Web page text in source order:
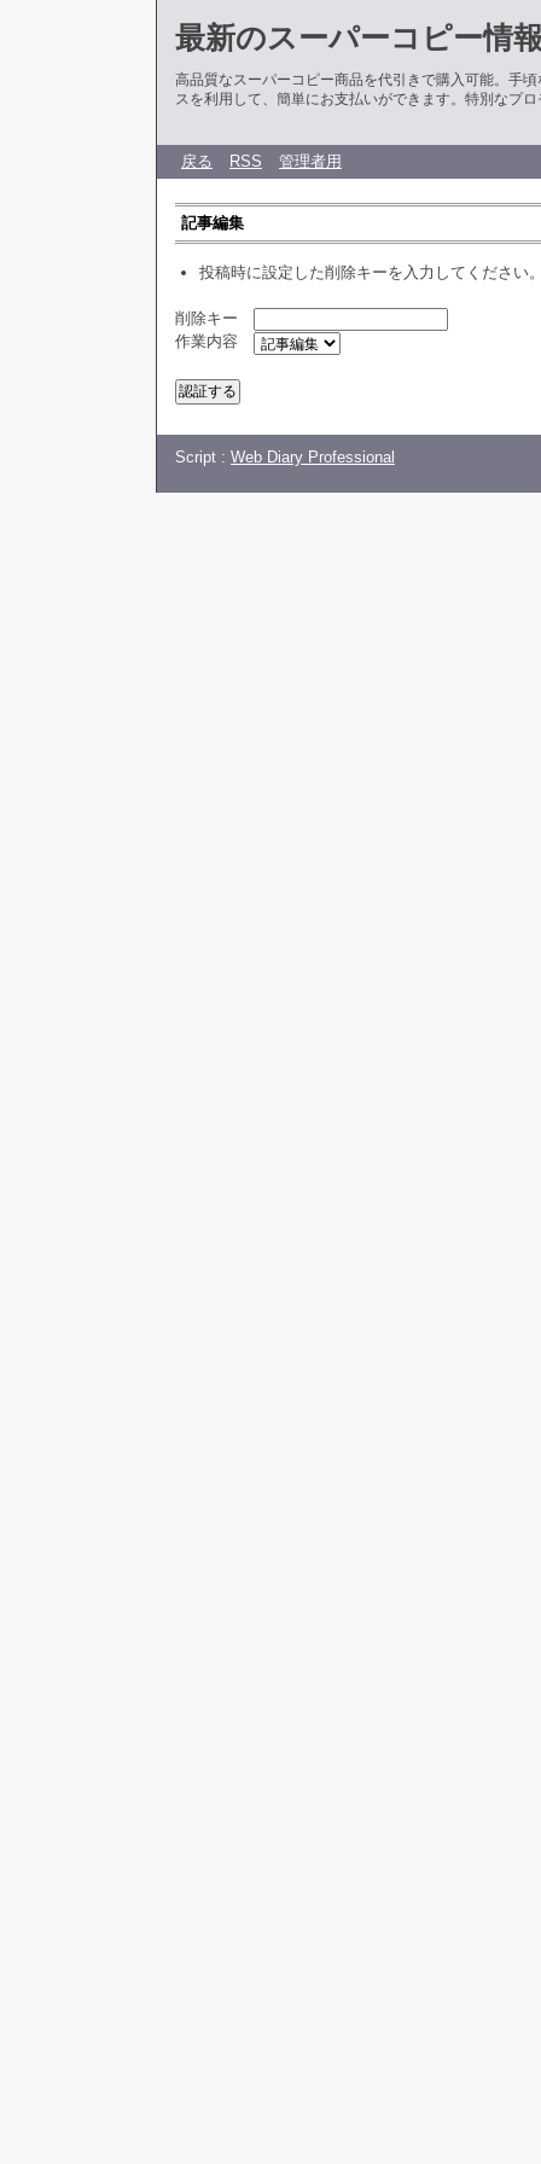
最新のスーパーコピー情
高品質なスーパーコピー商品を代引きで購入可能。手
スを利用して、簡単にお支払いができます。特別なプ
戻る RSS 管理者用
記事編集
投稿時に設定した削除キーを入力してください
削除キー
作業内容
Script : Web Diary Professional